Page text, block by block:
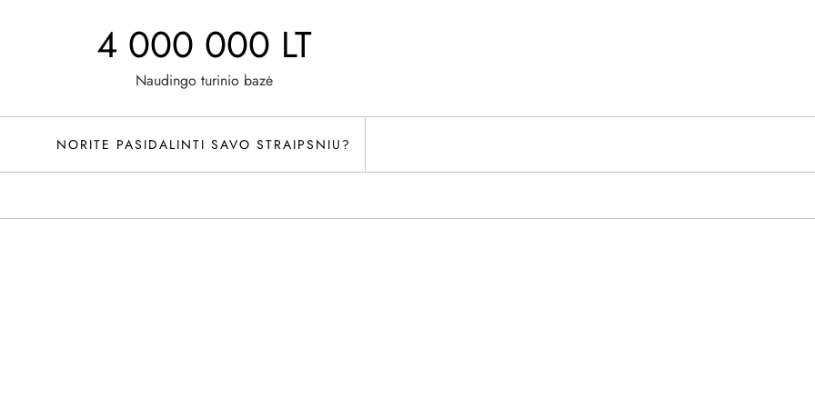
4 000 000 LT
Naudingo turinio bazė
NORITE PASIDALINTI SAVO STRAIPSNIU?